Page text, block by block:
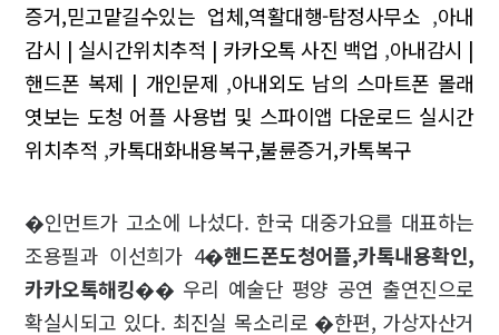
증거,믿고맡길수있는 업체,역활대행-탐정사무소 ,아내
감시 | 실시간위치추적 | 카카오톡 사진 백업 ,아내감시 |
핸드폰 복제 | 개인문제 ,아내외도 남의 스마트폰 몰래
엿보는 도청 어플 사용법 및 스파이앱 다운로드 실시간
위치추적 ,카톡대화내용복구,불륜증거,카톡복구
�인먼트가 고소에 나섰다. 한국 대중가요를 대표하는
조용필과 이선희가 4�핸드폰도청어플,카톡내용확인,
카카오톡해킹�� 우리 예술단 평양 공연 출연진으로
확실시되고 있다. 최진실 목소리로 �한편, 가상자산거